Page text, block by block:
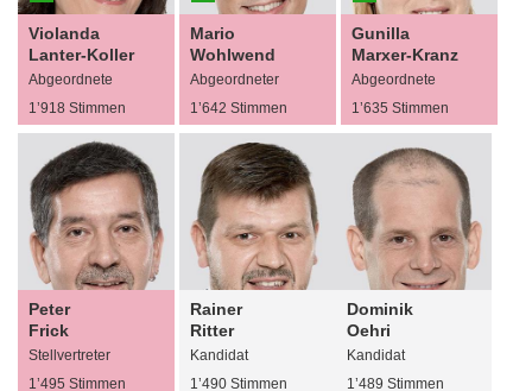
Violanda
Lanter-Koller
Abgeordnete
1’918 Stimmen
Mario
Wohlwend
Abgeordneter
1’642 Stimmen
Gunilla
Marxer-Kranz
Abgeordnete
1’635 Stimmen
Peter
Frick
Stellvertreter
1’495 Stimmen
Rainer
Ritter
Kandidat
1’490 Stimmen
Dominik
Oehri
Kandidat
1’489 Stimmen